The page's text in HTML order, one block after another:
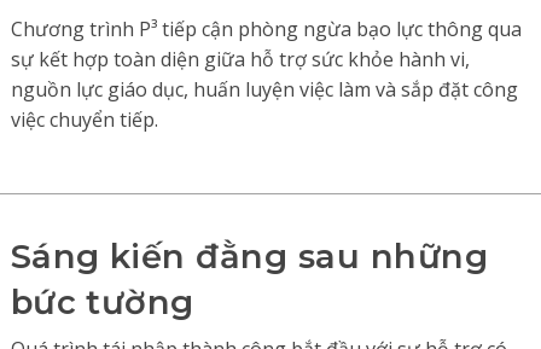
Chương trình P³ tiếp cận phòng ngừa bạo lực thông qua
sự kết hợp toàn diện giữa hỗ trợ sức khỏe hành vi,
nguồn lực giáo dục, huấn luyện việc làm và sắp đặt công
việc chuyển tiếp.
Sáng kiến đằng sau những
bức tường